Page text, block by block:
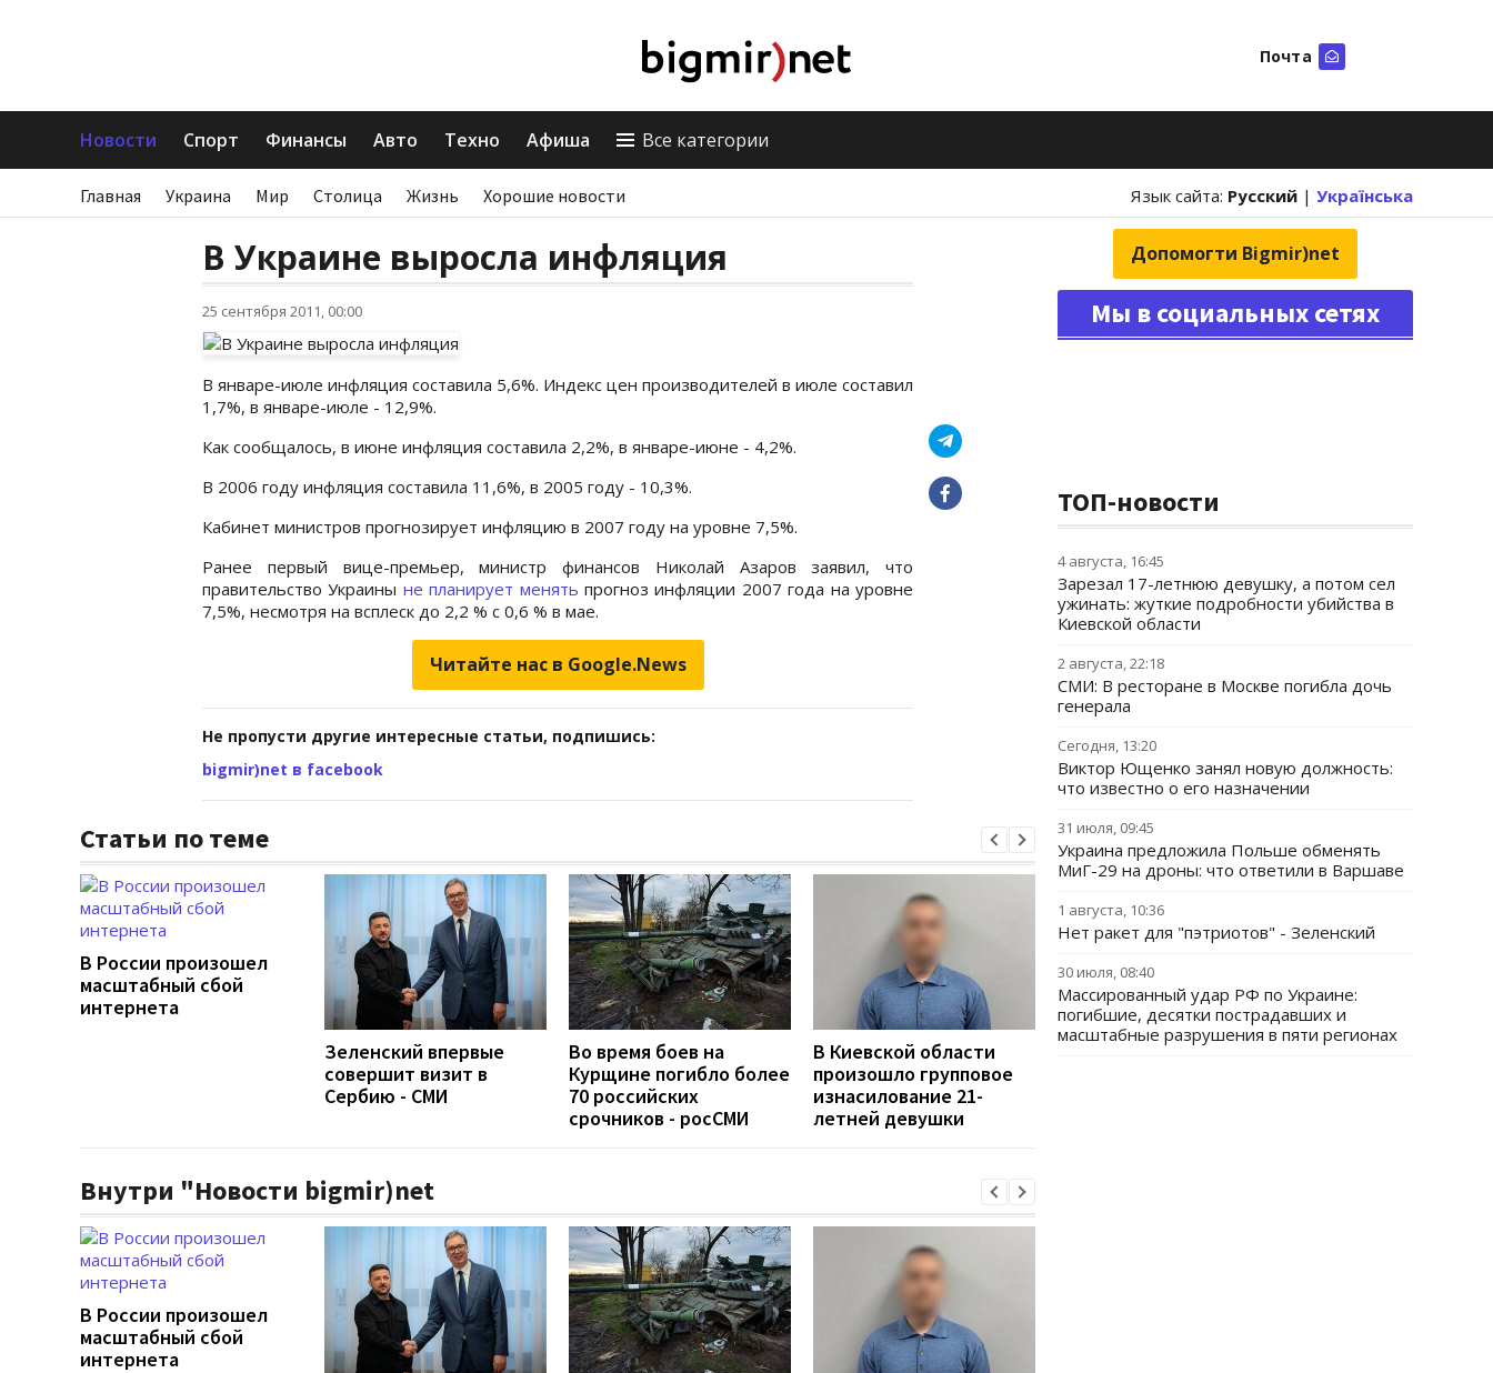
Почта
Новости Спорт Финансы Авто Техно Афиша Все категории
Главная Украина Мир Столица Жизнь Хорошие новости Язык сайта: Русский | Українська
В Украине выросла инфляция
25 сентября 2011, 00:00
В январе-июле инфляция составила 5,6%. Индекс цен производителей в июле составил
1,7%, в январе-июле - 12,9%.
Как сообщалось, в июне инфляция составила 2,2%, в январе-июне - 4,2%.
В 2006 году инфляция составила 11,6%, в 2005 году - 10,3%.
Кабинет министров прогнозирует инфляцию в 2007 году на уровне 7,5%.
Ранее первый вице-премьер, министр финансов Николай Азаров заявил, что
правительство Украины не планирует менять прогноз инфляции 2007 года на уровне
7,5%, несмотря на всплеск до 2,2 % с 0,6 % в мае.
Читайте нас в Google.News
Не пропусти другие интересные статьи, подпишись:
bigmir)net в facebook
Статьи по теме
В России произошел
масштабный сбой
интернета
Зеленский впервые
совершит визит в
Сербию - СМИ
Во время боев на
Курщине погибло более
70 российских
срочников - росСМИ
В Киевской области
произошло групповое
изнасилование 21-
летней девушки
Минобороны получит
Присвоение средств
Внутри "Новости bigmir)net
В России произошел
масштабный сбой
интернета
Допомогти Bigmir)net
Мы в социальных сетях
ТОП-новости
4 августа, 16:45
Зарезал 17-летнюю девушку, а потом сел
ужинать: жуткие подробности убийства в
Киевской области
2 августа, 22:18
СМИ: В ресторане в Москве погибла дочь
генерала
Сегодня, 13:20
Виктор Ющенко занял новую должность:
что известно о его назначении
31 июля, 09:45
Украина предложила Польше обменять
МиГ-29 на дроны: что ответили в Варшаве
1 августа, 10:36
Нет ракет для "пэтриотов" - Зеленский
30 июля, 08:40
Массированный удар РФ по Украине:
погибшие, десятки пострадавших и
масштабные разрушения в пяти регионах